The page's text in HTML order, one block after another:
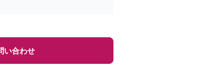
い合わせ